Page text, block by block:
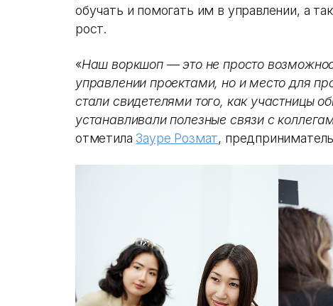
обучать и помогать им в управлении, а
рост.
«Наш воркшоп — это не просто
управлении проектами, но и место для
стали свидетелями того, как участницы
устанавливали полезные связи с
отметила Зауре Розмат,